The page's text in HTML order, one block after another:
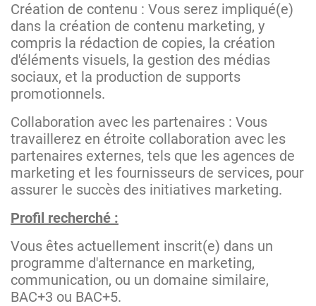
Création de contenu : Vous serez impliqué(e)
dans la création de contenu marketing, y
compris la rédaction de copies, la création
d'éléments visuels, la gestion des médias
sociaux, et la production de supports
promotionnels.
Collaboration avec les partenaires : Vous
travaillerez en étroite collaboration avec les
partenaires externes, tels que les agences de
marketing et les fournisseurs de services, pour
assurer le succès des initiatives marketing.
Profil recherché :
Vous êtes actuellement inscrit(e) dans un
programme d'alternance en marketing,
communication, ou un domaine similaire,
BAC+3 ou BAC+5.